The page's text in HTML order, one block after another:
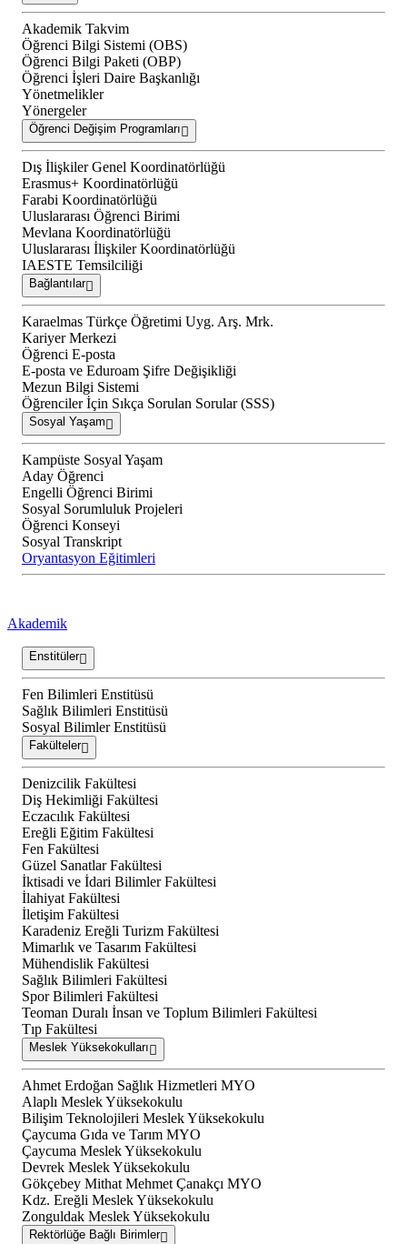
Akademik Takvim
Öğrenci Bilgi Sistemi (OBS)
Öğrenci Bilgi Paketi (OBP)
Öğrenci İşleri Daire Başkanlığı
Yönetmelikler
Yönergeler
Öğrenci Değişim Programları
Dış İlişkiler Genel Koordinatörlüğü
Erasmus+ Koordinatörlüğü
Farabi Koordinatörlüğü
Uluslararası Öğrenci Birimi
Mevlana Koordinatörlüğü
Uluslararası İlişkiler Koordinatörlüğü
IAESTE Temsilciliği
Bağlantılar
Karaelmas Türkçe Öğretimi Uyg. Arş. Mrk.
Kariyer Merkezi
Öğrenci E-posta
E-posta ve Eduroam Şifre Değişikliği
Mezun Bilgi Sistemi
Öğrenciler İçin Sıkça Sorulan Sorular (SSS)
Sosyal Yaşam
Kampüste Sosyal Yaşam
Aday Öğrenci
Engelli Öğrenci Birimi
Sosyal Sorumluluk Projeleri
Öğrenci Konseyi
Sosyal Transkript
Oryantasyon Eğitimleri
Akademik
Enstitüler
Fen Bilimleri Enstitüsü
Sağlık Bilimleri Enstitüsü
Sosyal Bilimler Enstitüsü
Fakülteler
Denizcilik Fakültesi
Diş Hekimliği Fakültesi
Eczacılık Fakültesi
Ereğli Eğitim Fakültesi
Fen Fakültesi
Güzel Sanatlar Fakültesi
İktisadi ve İdari Bilimler Fakültesi
İlahiyat Fakültesi
İletişim Fakültesi
Karadeniz Ereğli Turizm Fakültesi
Mimarlık ve Tasarım Fakültesi
Mühendislik Fakültesi
Sağlık Bilimleri Fakültesi
Spor Bilimleri Fakültesi
Teoman Duralı İnsan ve Toplum Bilimleri Fakültesi
Tıp Fakültesi
Meslek Yüksekokulları
Ahmet Erdoğan Sağlık Hizmetleri MYO
Alaplı Meslek Yüksekokulu
Bilişim Teknolojileri Meslek Yüksekokulu
Çaycuma Gıda ve Tarım MYO
Çaycuma Meslek Yüksekokulu
Devrek Meslek Yüksekokulu
Gökçebey Mithat Mehmet Çanakçı MYO
Kdz. Ereğli Meslek Yüksekokulu
Zonguldak Meslek Yüksekokulu
Rektörlüğe Bağlı Birimler